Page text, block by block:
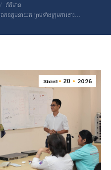
ព័ត៌មាន
ត្តមនាយក ព្រមទាំងក្រុមការងារ…
ឧសភា 20 2026